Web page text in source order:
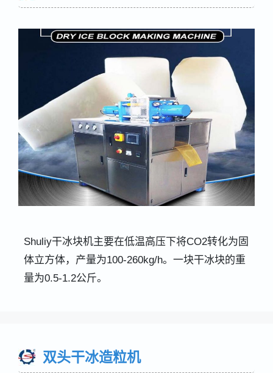
Shuliy干冰块机主要在低温高压下将CO2转化为固
体立方体，产量为100-260kg/h。一块干冰块的重
量为0.5-1.2公斤。
双头干冰造粒机